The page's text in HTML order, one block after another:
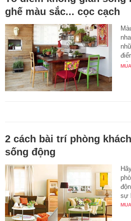
ghế màu sắc... cọc cạch
2 cách bài trí phòng
sống động
sự